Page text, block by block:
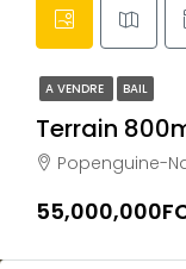
A VENDRE BAIL
Terrain
Popenguine-Ndayane,